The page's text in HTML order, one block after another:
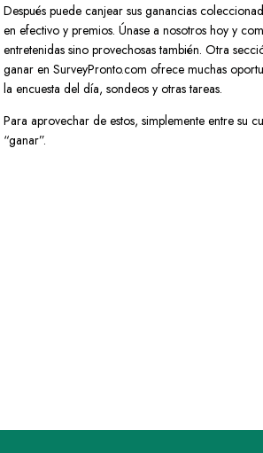
Después puede canjear sus ganancias
en efectivo y premios. Únase a nosotros hoy y
entretenidas sino provechosas también. Otra
ganar en SurveyPronto.com ofrece muchas
la encuesta del día, sondeos y otras tareas.
Para aprovechar de estos, simplemente entre su
“ganar”.